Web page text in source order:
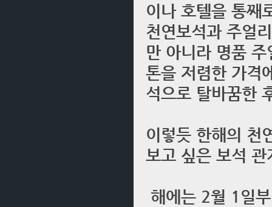
이나 호텔을 통째
천연보석과 주얼
만 아니라 명품
톤을 저렴한 가격
석으로 탈바꿈한
이렇듯 한해의 천
보고 싶은 보석
해에는 2월 1일